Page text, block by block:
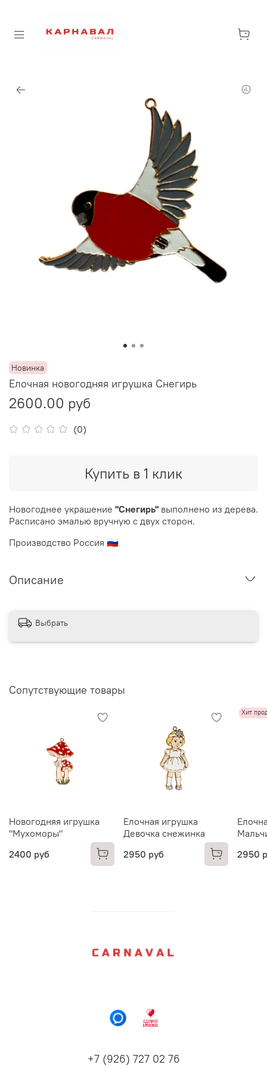
Новинка
(0)
Елочная новогодняя игрушка Снегирь
2600.00 руб
Купить в 1 клик
Новогоднее украшение "Снегирь" выполнено из дерева.
Расписано эмалью вручную с двух сторон.
Производство Россия 🇷🇺
Описание
Выбрать
Сопутствующие товары
Новогодняя игрушка
"Мухоморы"
2400 руб
Елочная игрушка
Девочка снежинка
2950 руб
Хит
2950
+7 (926) 727 02 76